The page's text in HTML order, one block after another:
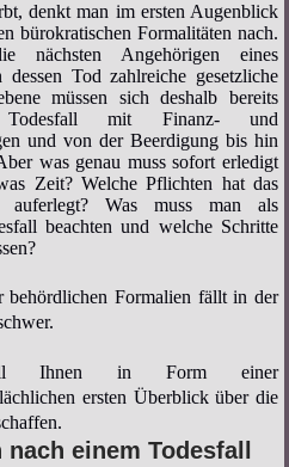
denkt man im ersten Augenblick
bürokratischen Formalitäten nach.
nächsten Angehörigen eines
dessen Tod zahlreiche gesetzliche
müssen sich deshalb bereits
mit Finanz- und
und von der Beerdigung bis hin
was genau muss sofort erledigt
Zeit? Welche Pflichten hat das
auferlegt? Was muss man als
beachten und welche Schritte
behördlichen Formalien fällt in der
Ihnen in Form einer
ersten Überblicküber die
einem Todesfall